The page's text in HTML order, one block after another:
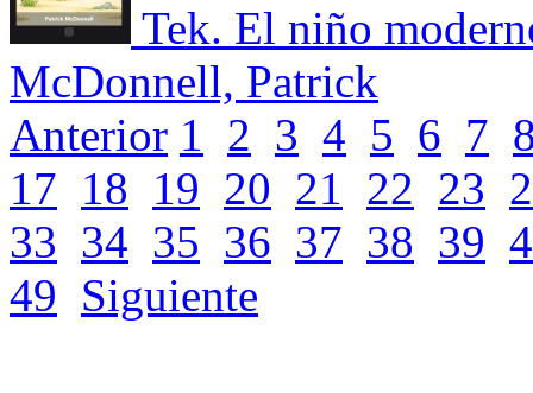
Tek. El niño
McDonnell, Patrick
Anterior 1 2 3 4 5 6 7
17 18 19 20 21 22 23
33 34 35 36 37 38 39
49 Siguiente